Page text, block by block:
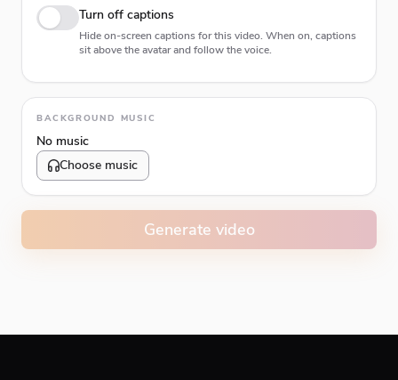
Turn off captions
Hide on-screen captions for this video. When on, captions
sit above the avatar and follow the voice.
Animation type
#E74C3C
BACKGROUND MUSIC
No music
Choose music
Generate video